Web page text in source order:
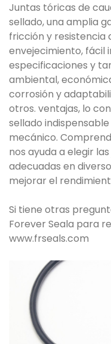
Juntas tóricas de
sellado, una amplia
fricción y resistencia
envejecimiento, fácil
especificaciones y
ambiental,
corrosión y
otros. ventajas, lo
sellado
mecánico.
nos ayuda a elegir
adecuadas en
mejorar el
Si tiene otras
Forever Seala para
www.frseals.com